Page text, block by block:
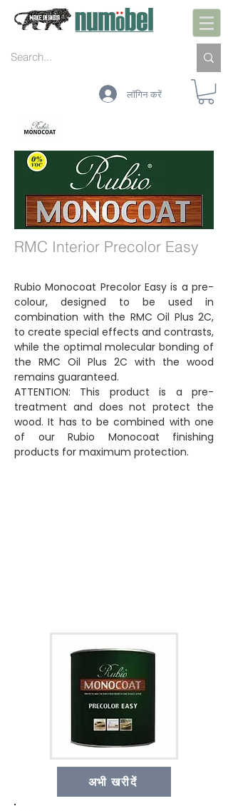
लॉगिन करें
Rubio Monocoat Precolor Easy is a pre-
colour, designed to be used in
combination with the RMC Oil Plus 2C,
to create special effects and contrasts,
while the optimal molecular bonding of
the RMC Oil Plus 2C with the wood
remains guaranteed.
ATTENTION: This product is a pre-
treatment and does not protect the
wood. It has to be combined with one
of our Rubio Monocoat finishing
products for maximum protection.
RMC Interior Precolor Easy
अभी खरीदें